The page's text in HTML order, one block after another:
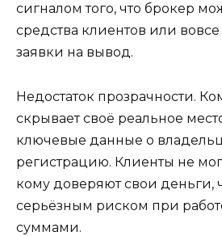
сигналом того, что брокер
средства клиентов или
заявки на вывод.
Недостаток прозрачности.
скрывает своё реальное
ключевые данные о
регистрацию. Клиенты не
кому доверяют свои деньги,
серьёзным риском при
суммами.